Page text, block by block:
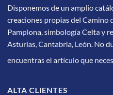
Disponemos de un amplio
creaciones propias del Camino
Pamplona, simbología Celta y
Asturias, Cantabria, León. No
encuentras el artículo que
ALTA CLIENTES